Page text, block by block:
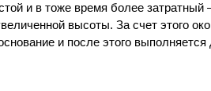
и в тоже время более
высоты. За счет этого
и после этого